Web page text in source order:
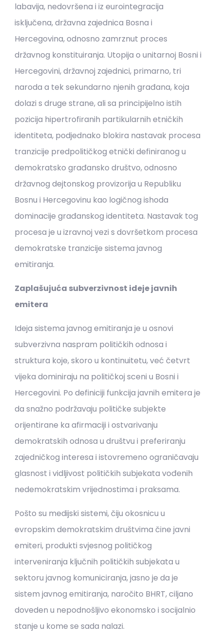
labavija, nedovršena i iz eurointegracija
isključena, državna zajednica Bosna i
Hercegovina, odnosno zamrznut proces
državnog konstituiranja. Utopija o unitarnoj Bosni i
Hercegovini, državnoj zajednici, primarno, tri
naroda a tek sekundarno njenih građana, koja
dolazi s druge strane, ali sa principijelno istih
pozicija hipertrofiranih partikularnih etničkih
identiteta, podjednako blokira nastavak procesa
tranzicije predpolitičkog etnički definiranog u
demokratsko građansko društvo, odnosno
državnog dejtonskog provizorija u Republiku
Bosnu i Hercegovinu kao logičnog ishoda
dominacije građanskog identiteta. Nastavak tog
procesa je u izravnoj vezi s dovršetkom procesa
demokratske tranzicije sistema javnog
emitiranja.
Zaplašujuća subverzivnost ideje javnih
emitera
Ideja sistema javnog emitiranja je u osnovi
subverzivna naspram političkih odnosa i
struktura koje, skoro u kontinuitetu, već četvrt
vijeka dominiraju na političkoj sceni u Bosni i
Hercegovini. Po definiciji funkcija javnih emitera je
da snažno podržavaju političke subjekte
orijentirane ka afirmaciji i ostvarivanju
demokratskih odnosa u društvu i preferiranju
zajedničkog interesa i istovremeno ograničavaju
glasnost i vidljivost političkih subjekata vođenih
nedemokratskim vrijednostima i praksama.
Pošto su medijski sistemi, čiju okosnicu u
evropskim demokratskim društvima čine javni
emiteri, produkti svjesnog političkog
interveniranja ključnih političkih subjekata u
sektoru javnog komuniciranja, jasno je da je
sistem javnog emitiranja, naročito BHRT, ciljano
doveden u nepodnošljivo ekonomsko i socijalnio
stanje u kome se sada nalazi.